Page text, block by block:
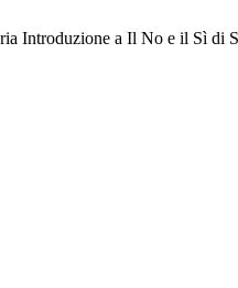
Introduzione a Il No e il Sì di